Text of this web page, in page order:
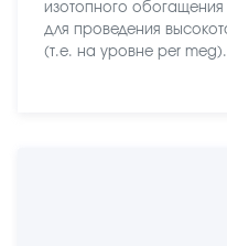
изотопного
для проведения
(т.е. на уровне per meg).